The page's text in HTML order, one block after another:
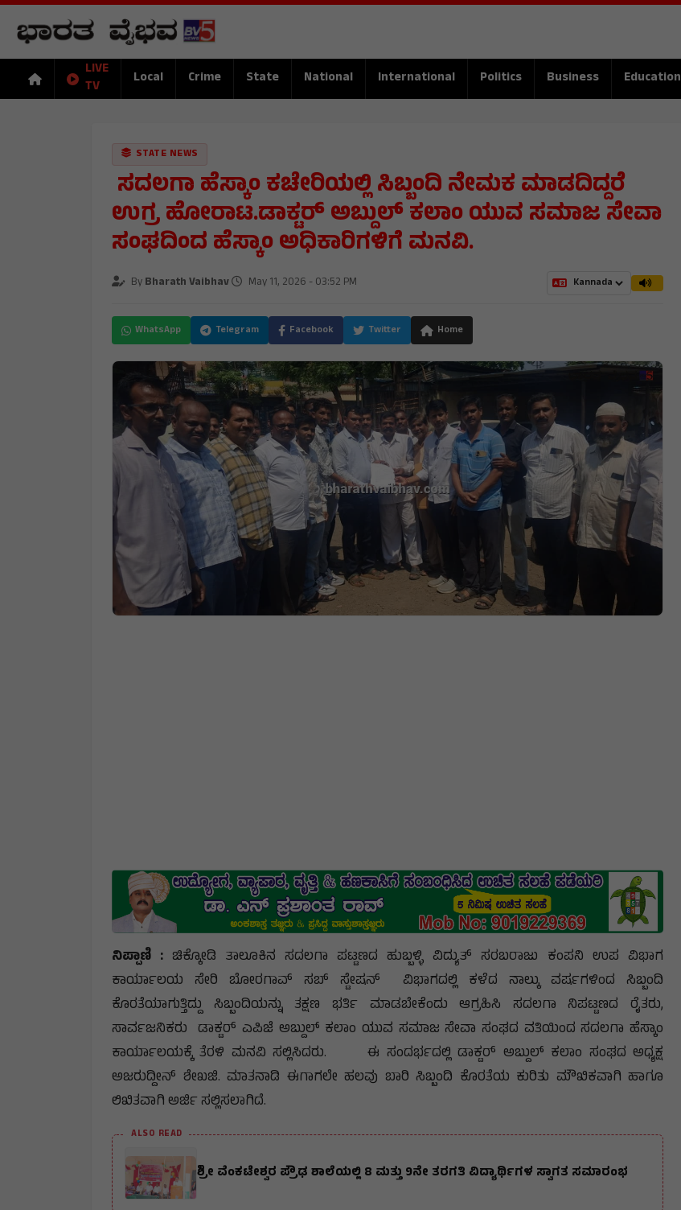
LIVE
TV
Local Crime State National International Politics Business Education
STATE NEWS
ಸದಲಗಾ ಹೆಸ್ಕಾಂ ಕಚೇರಿಯಲ್ಲಿ ಸಿಬ್ಬಂದಿ ನೇಮಕ ಮಾಡದಿದ್ದರೆ
ಉಗ್ರ ಹೋರಾಟ.ಡಾಕ್ಟರ್ ಅಬ್ದುಲ್ ಕಲಾಂ ಯುವ ಸಮಾಜ ಸೇವಾ
ಸಂಘದಿಂದ ಹೆಸ್ಕಾಂ ಅಧಿಕಾರಿಗಳಿಗೆ ಮನವಿ.
ByBharath Vaibhav May 11, 2026 - 03:52 PM
WhatsApp Telegram Facebook Twitter Home
ನಿಪ್ಪಾಣಿ : ಚಿಕ್ಕೋಡಿ ತಾಲೂಕಿನ ಸದಲಗಾ ಪಟ್ಟಣದ ಹುಬ್ಬಳ್ಳಿ ವಿದ್ಯುತ್ ಸರಬರಾಜು ಕಂಪನಿ ಉಪ ವಿಭಾಗ
ಕಾರ್ಯಾಲಯ ಸೇರಿ ಬೋರಗಾವ್ ಸಬ್ ಸ್ಟೇಷನ್ ವಿಭಾಗದಲ್ಲಿ ಕಳೆದ ನಾಲ್ಕು ವರ್ಷಗಳಿಂದ ಸಿಬ್ಬಂದಿ
ಕೊರತೆಯಾಗುತ್ತಿದ್ದು ಸಿಬ್ಬಂದಿಯನ್ನು ತಕ್ಷಣ ಭರ್ತಿ ಮಾಡಬೇಕೆಂದು ಆಗ್ರಹಿಸಿ ಸದಲಗಾ ನಿಪಟ್ಟಣದ ರೈತರು,
ಸಾರ್ವಜನಿಕರು ಡಾಕ್ಟರ್ ಎಪಿಜೆ ಅಬ್ದುಲ್ ಕಲಾಂ ಯುವ ಸಮಾಜ ಸೇವಾ ಸಂಘದ ವತಿಯಿಂದ ಸದಲಗಾ ಹೆಸ್ಕಾಂ
ಕಾರ್ಯಾಲಯಕ್ಕೆ ತೆರಳಿ ಮನವಿ ಸಲ್ಲಿಸಿದರು. ಈ ಸಂದರ್ಭದಲ್ಲಿ ಡಾಕ್ಟರ್ ಅಬ್ದುಲ್ ಕಲಾಂ ಸಂಘದ ಅಧ್ಯಕ್ಷ
ಅಜರುದ್ದೀನ್ ಶೇಖಜಿ. ಮಾತನಾಡಿ ಈಗಾಗಲೇ ಹಲವು ಬಾರಿ ಸಿಬ್ಬಂದಿ ಕೊರತೆಯ ಕುರಿತು ಮೌಖಿಕವಾಗಿ ಹಾಗೂ
ಲಿಖಿತವಾಗಿ ಅರ್ಜಿ ಸಲ್ಲಿಸಲಾಗಿದೆ.
ALSO READ
ಶ್ರೀ ವೆಂಕಟೇಶ್ವರ ಪ್ರೌಢ ಶಾಲೆಯಲ್ಲಿ 8 ಮತ್ತು 9ನೇ ತರಗತಿ ವಿದ್ಯಾರ್ಥಿಗಳ ಸ್ವಾಗತ ಸಮಾರಂಭ